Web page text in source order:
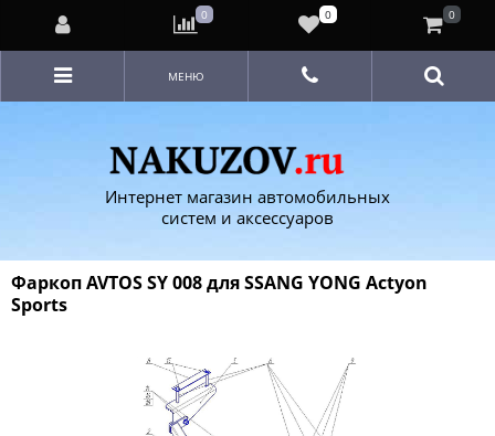
Интернет магазин автомобильных
систем и аксессуаров
МЕНЮ
Фаркоп AVTOS SY 008 для SSANG YONG Actyon
Sports
0 0 0